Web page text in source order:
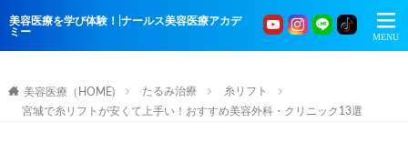
美容医療を学び体験！|ナールス美容医療アカデ
ミー
美容医療（HOME) たるみ治療
糸リフト
宮城で糸リフトが安くて上手い！おすすめ美容外科・クリニック13選